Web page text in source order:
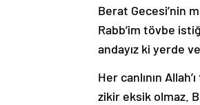
Berat Gecesi’nin
Rabb’im tövbe
andayız ki yerde
Her canlının
zikir eksik olmaz.